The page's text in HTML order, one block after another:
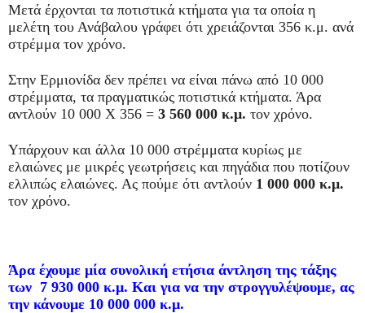
Μετά έρχονται τα ποτιστικά κτήματα για τα οποία η
μελέτη του Ανάβαλου γράφει ότι χρειάζονται 356 κ.μ. ανά
στρέμμα τον χρόνο.
Στην Ερμιονίδα δεν πρέπει να είναι πάνω από 10 000
στρέμματα, τα πραγματικώς ποτιστικά κτήματα. Άρα
αντλούν 10 000 Χ 356 = 3 560 000 κ.μ. τον χρόνο.
Υπάρχουν και άλλα 10 000 στρέμματα κυρίως με
ελαιώνες με μικρές γεωτρήσεις και πηγάδια που ποτίζουν
ελλιπώς ελαιώνες. Ας πούμε ότι αντλούν 1 000 000 κ.μ.
τον χρόνο.
Άρα έχουμε μία συνολική ετήσια άντληση της τάξης
των 7 930 000 κ.μ. Και για να την στρογγυλέψουμε, ας
την κάνουμε 10 000 000 κ.μ.